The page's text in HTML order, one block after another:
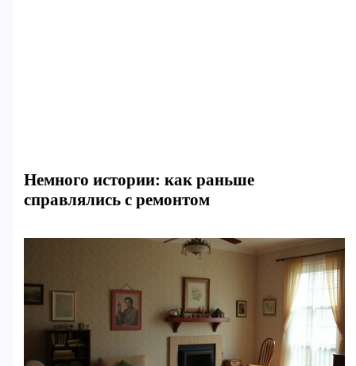
Немного истории: как раньше
справлялись с ремонтом